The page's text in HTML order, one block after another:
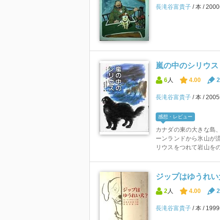
長滝谷富貴子 本
嵐の中のシリウ
6人 4.00 2
長滝谷富貴子 本
感想・レビュー
カナダの東の大きな島
ーンランドから氷山が
リウスをつれて岩山を
ジップはゆうれ
2人 4.00 2
長滝谷富貴子 本